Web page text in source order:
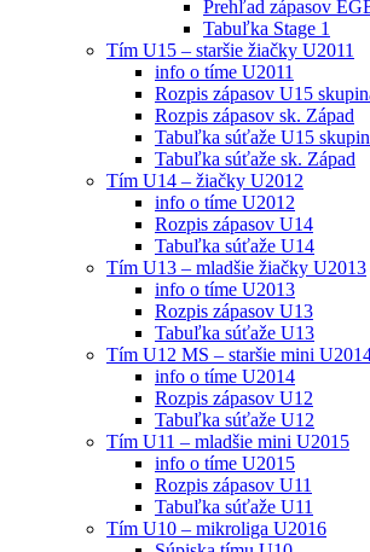
Prehľad zápasov
Tabuľka Stage 1
Tím U15 – staršie žiačky U2011
info o tíme U2011
Rozpis zápasov U15
Rozpis zápasov sk. Západ
Tabuľka súťaže U15
Tabuľka súťaže sk. Západ
Tím U14 – žiačky U2012
info o tíme U2012
Rozpis zápasov U14
Tabuľka súťaže U14
Tím U13 – mladšie žiačky U2013
info o tíme U2013
Rozpis zápasov U13
Tabuľka súťaže U13
Tím U12 MS – staršie mini
info o tíme U2014
Rozpis zápasov U12
Tabuľka súťaže U12
Tím U11 – mladšie mini U2015
info o tíme U2015
Rozpis zápasov U11
Tabuľka súťaže U11
Tím U10 – mikroliga U2016